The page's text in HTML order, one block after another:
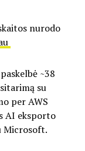
nurodo
~38
su
per AWS
AI eksporto
Microsoft.